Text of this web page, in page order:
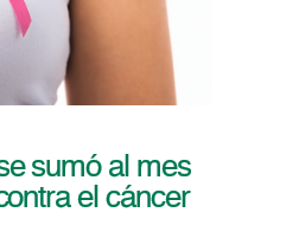
sumó al mes
el cáncer